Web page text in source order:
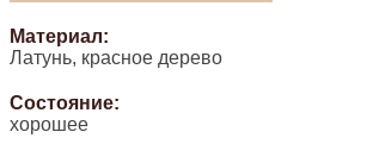
Материал:
Латунь, красное дерево
Состояние:
хорошее